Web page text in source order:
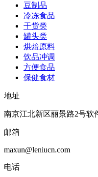
豆制品
冷冻食品
干货类
罐头类
烘焙原料
饮品冲调
方便食品
保健食材
地址
南京江北新区丽景路2号软
邮箱
maxun@leniucn.com
电话